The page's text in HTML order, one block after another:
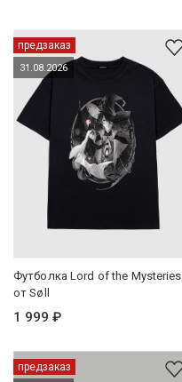
предзаказ
31.08.2026
Футболка Lord of the Mysteries
от Søll
1 999 ₽
предзаказ